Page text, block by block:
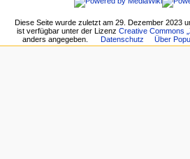
Diese Seite wurde zuletzt am 29. Dezember 2023
ist verfügbar unter der LizenzCreative Commons
anders angegeben.
Datenschutz Über